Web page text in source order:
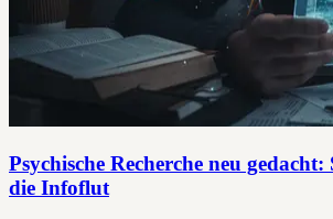
Psychische Recherche neu
die Infoflut